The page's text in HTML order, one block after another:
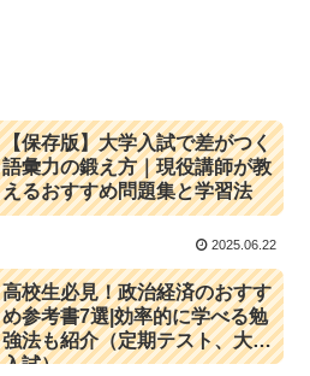
【保存版】大学入試で差がつく
語彙力の鍛え方｜現役講師が教
えるおすすめ問題集と学習法
2025.06.22
高校生必見！政治経済のおすす
め参考書7選|効率的に学べる勉
強法も紹介（定期テスト、大学
入試）